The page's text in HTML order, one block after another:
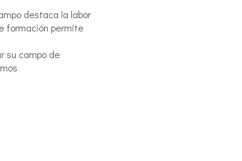
destaca la labor
formación permite
su campo de